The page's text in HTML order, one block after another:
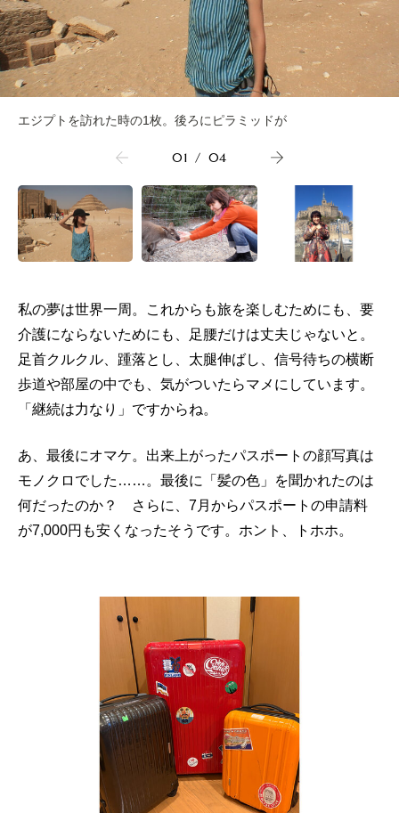
エジプトを訪れた時の1枚。後ろにピラミッドが
01 / 04
私の夢は世界一周。これからも旅を楽しむためにも、要
介護にならないためにも、足腰だけは丈夫じゃないと。
足首クルクル、踵落とし、太腿伸ばし、信号待ちの横断
歩道や部屋の中でも、気がついたらマメにしています。
「継続は力なり」ですからね。
あ、最後にオマケ。出来上がったパスポートの顔写真は
モノクロでした……。最後に「髪の色」を聞かれたのは
何だったのか？ さらに、7月からパスポートの申請料
が7,000円も安くなったそうです。ホント、トホホ。